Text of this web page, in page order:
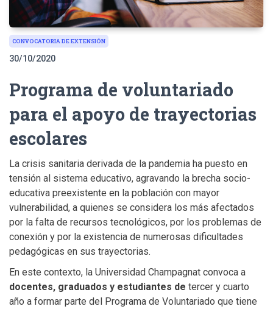
CONVOCATORIA DE EXTENSIÓN
30/10/2020
Programa de voluntariado
para el apoyo de trayectorias
escolares
La crisis sanitaria derivada de la pandemia ha puesto en
tensión al sistema educativo, agravando la brecha socio-
educativa preexistente en la población con mayor
vulnerabilidad, a quienes se considera los más afectados
por la falta de recursos tecnológicos, por los problemas de
conexión y por la existencia de numerosas dificultades
pedagógicas en sus trayectorias.
En este contexto, la Universidad Champagnat convoca a
docentes, graduados y estudiantes de tercer y cuarto
año a formar parte del Programa de Voluntariado que tiene